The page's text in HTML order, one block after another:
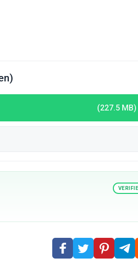
(227.5 MB)